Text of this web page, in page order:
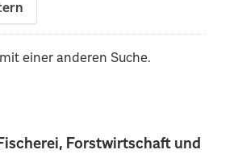
Forstwirtschaft und
einer anderen Suche.